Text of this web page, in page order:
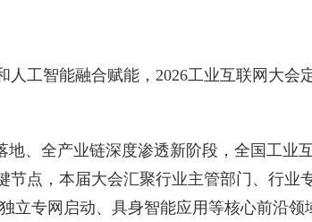
工智能融合赋能，2026工业互联网大会
、全产业链深度渗透新阶段，全国工业
点，本届大会汇聚行业主管部门、行业
专网启动、具身智能应用等核心前沿